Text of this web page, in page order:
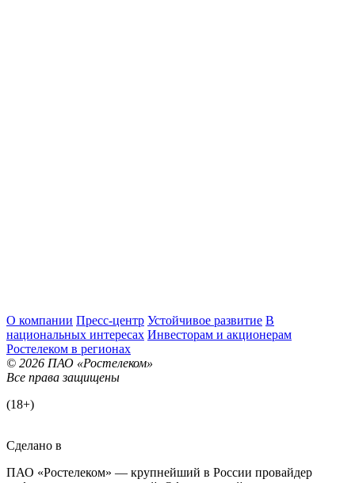
О компании Пресс-центр Устойчивое развитие В
национальных интересах Инвесторам и акционерам
Ростелеком в регионах
© 2026 ПАО «Ростелеком»
Все права защищены
(18+)
Сделано в
ПАО «Ростелеком» — крупнейший в России провайдер